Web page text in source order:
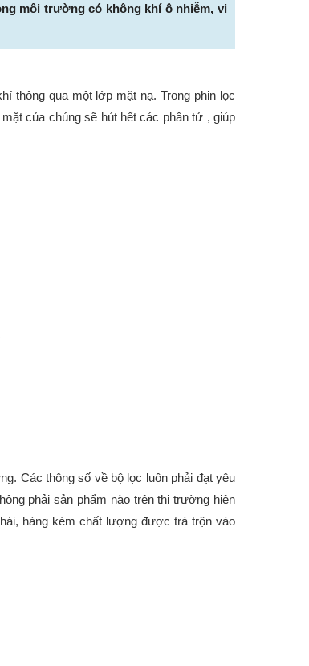
môi trường có không khí ô nhiễm, vi
thông qua một lớp mặt nạ. Trong phin lọc
của chúng sẽ hút hết các phân tử , giúp
Các thông số về bộ lọc luôn phải đạt yêu
phải sản phẩm nào trên thị trường hiện
hàng kém chất lượng được trà trộn vào